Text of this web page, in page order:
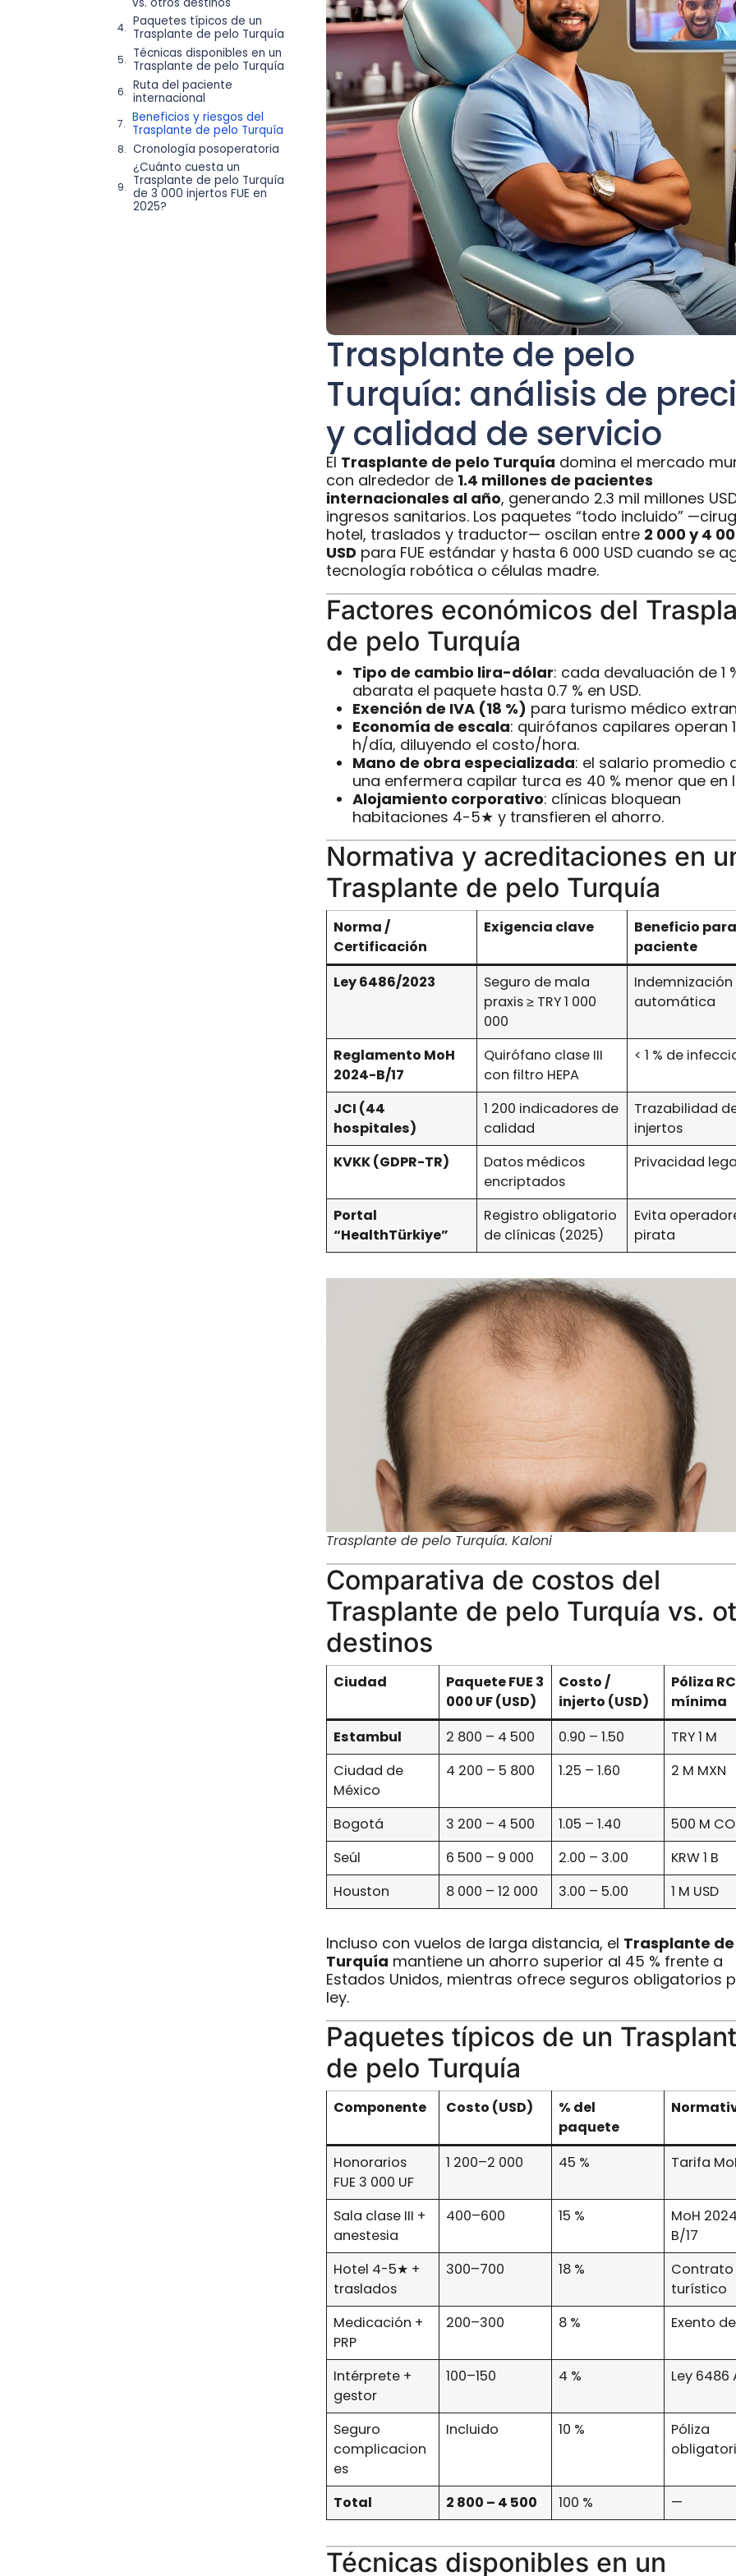
Paquetes típicos de un
Trasplante de pelo Turquía
Técnicas disponibles en un
Trasplante de pelo Turquía
Ruta del paciente
internacional
Beneficios y riesgos del
Trasplante de pelo Turquía
Cronología posoperatoria
¿Cuánto cuesta un
Trasplante de pelo Turquía
de 3 000 injertos FUE en
2025?
Trasplante de pelo
Turquía: análisis de
y calidad de servicio
El Trasplante de pelo Turquía domina el mercado
con alrededor de 1.4 millones de pacientes
internacionales al año, generando 2.3 mil millones
ingresos sanitarios. Los paquetes “todo incluido”
hotel, traslados y traductor— oscilan entre 2 000 y 4
USD para FUE estándar y hasta 6 000 USD cuando se
tecnología robótica o células madre.
Factores económicos del
de pelo Turquía
Tipo de cambio lira-dólar: cada devaluación de 1
abarata el paquete hasta 0.7 % en USD.
Exención de IVA (18 %) para turismo médico
Economía de escala: quirófanos capilares operan
h/día, diluyendo el costo/hora.
Mano de obra especializada: el salario promedio
una enfermera capilar turca es 40 % menor que en
Alojamiento corporativo: clínicas bloquean
habitaciones 4-5★ y transfieren el ahorro.
Normativa y acreditaciones en
Trasplante de pelo Turquía
Norma /
Certificación
Exigencia clave
Beneficio
paciente
Ley 6486/2023
Seguro de mala
praxis ≥ TRY 1 000
000
Indemnización
automática
Reglamento MoH
2024-B/17
Quirófano clase III
con filtro HEPA
< 1 % de
JCI (44
hospitales)
1 200 indicadores de
calidad
Trazabilidad
injertos
KVKK (GDPR-TR)
Datos médicos
encriptados
Privacidad
Portal
“HealthTürkiye”
Registro obligatorio
de clínicas (2025)
Evita
pirata
Trasplante de pelo Turquía. Kaloni
Comparativa de costos del
Trasplante de pelo Turquía vs.
destinos
Ciudad
Paquete FUE 3
000 UF (USD)
Costo /
injerto (USD)
Póliza RC
mínima
Estambul
2 800 – 4 500 0.90 – 1.50
TRY 1 M
Ciudad de
México
4 200 – 5 800 1.25 – 1.60 2 M MXN
Bogotá 3 200 – 4 500 1.05 – 1.40
500 M
Seúl
6 500 – 9 000 2.00 – 3.00
KRW 1 B
Houston
8 000 – 12 000 3.00 – 5.00 1 M USD
Incluso con vuelos de larga distancia, el Trasplante
Turquía mantiene un ahorro superior al 45 % frente a
Estados Unidos, mientras ofrece seguros obligatorios
ley.
Paquetes típicos de un
de pelo Turquía
Componente Costo (USD)
% del
paquete
Honorarios
FUE 3 000 UF
1 200–2 000 45 % Tarifa
Sala clase III +
anestesia
400–600 15 %
MoH
B/17
Hotel 4-5★ +
traslados
300–700 18 %
Contrato
turístico
Medicación +
PRP
200–300 8 % Exento
Intérprete +
gestor
100–150 4 % Ley 6486
Seguro
complicacion
es
Incluido 10 %
Póliza
Total 2 800 – 4 500 100 % —
Técnicas disponibles en un